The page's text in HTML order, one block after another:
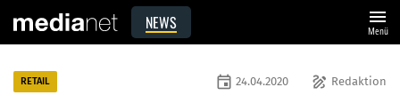
NEWS menu
Menü
RETAIL draw Redaktion
event 24.04.2020